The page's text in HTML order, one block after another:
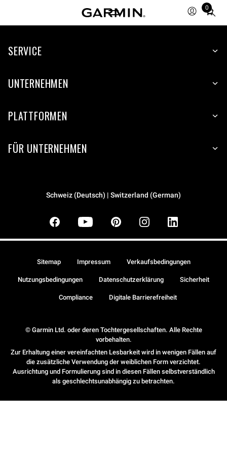
0
Total
items
cart:
SERVICE
UNTERNEHMEN
PLATTFORMEN
FÜR UNTERNEHMEN
Schweiz (Deutsch) | Switzerland (German)
© Garmin Ltd. oder deren Tochtergesellschaften. Alle Rechte
vorbehalten.
Zur Erhaltung einer vereinfachten Lesbarkeit wird in wenigen Fällen auf
die zusätzliche Verwendung der weiblichen Form verzichtet.
Ausrichtung und Formulierung sind in diesen Fällen selbstverständlich
als geschlechtsunabhängig zu betrachten.
Sitemap Impressum Verkaufsbedingungen
Nutzungsbedingungen Datenschutzerklärung Sicherheit
Compliance Digitale Barrierefreiheit